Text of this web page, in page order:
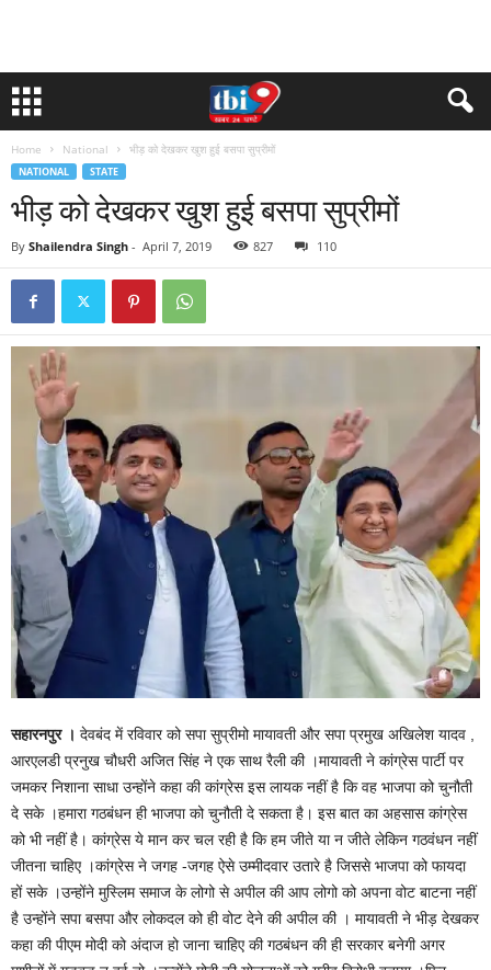
Home National भीड़ को देखकर खुश हुई बसपा सुप्रीमों
NATIONAL STATE
भीड़ को देखकर खुश हुई बसपा सुप्रीमों
By Shailendra Singh - April 7, 2019 827 110
सहारनपुर । देवबंद में रविवार को सपा सुप्रीमो मायावती और सपा प्रमुख अखिलेश यादव ,
आरएलडी प्रनुख चौधरी अजित सिंह ने एक साथ रैली की ।मायावती ने कांग्रेस पार्टी पर
जमकर निशाना साधा उन्होंने कहा की कांग्रेस इस लायक नहीं है कि वह भाजपा को चुनौती
दे सके ।हमारा गठबंधन ही भाजपा को चुनौती दे सकता है। इस बात का अहसास कांग्रेस
को भी नहीं है। कांग्रेस ये मान कर चल रही है कि हम जीते या न जीते लेकिन गठवंधन नहीं
जीतना चाहिए ।कांग्रेस ने जगह -जगह ऐसे उम्मीदवार उतारे है जिससे भाजपा को फायदा
हों सके ।उन्होंने मुस्लिम समाज के लोगो से अपील की आप लोगो को अपना वोट बाटना नहीं
है उन्होंने सपा बसपा और लोकदल को ही वोट देने की अपील की । मायावती ने भीड़ देखकर
कहा की पीएम मोदी को अंदाज हो जाना चाहिए की गठबंधन की ही सरकार बनेगी अगर